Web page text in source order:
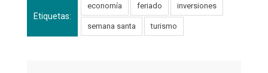
Etiquetas:
economía feriado inversiones
semana santa turismo